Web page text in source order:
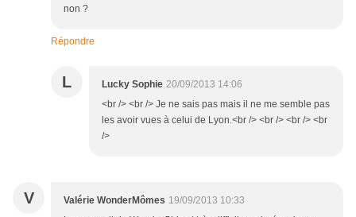
non ?
Répondre
L Lucky Sophie 20/09/2013 14:06
<br /> <br /> Je ne sais pas mais il ne me semble pas
les avoir vues à celui de Lyon.<br /> <br /> <br /> <br
/>
V Valérie WonderMômes 19/09/2013 10:33